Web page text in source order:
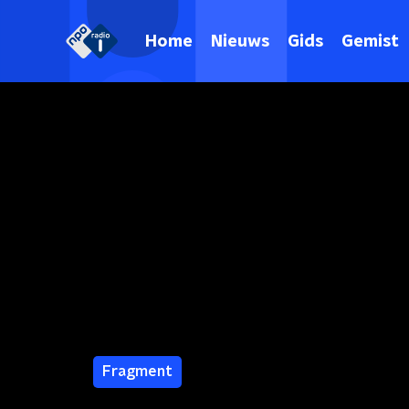
Home Nieuws Gids Gemist
Fragment